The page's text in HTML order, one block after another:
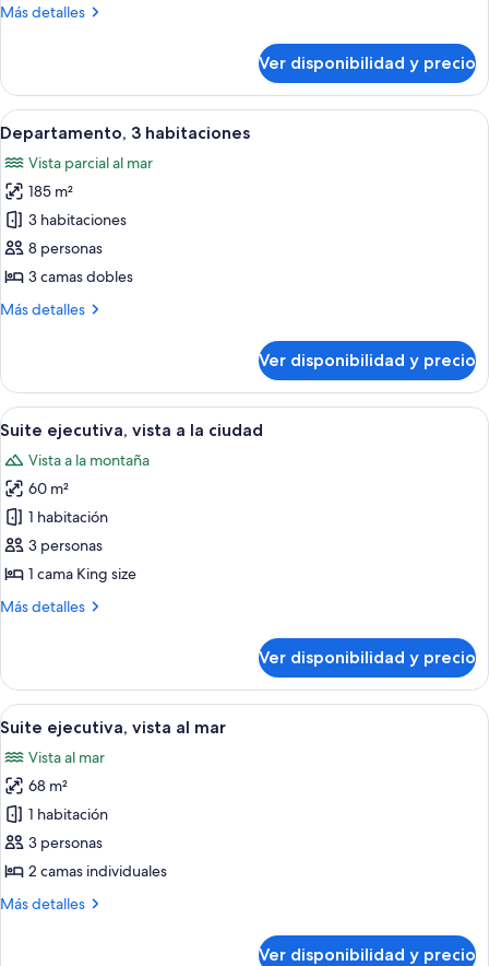
Más detalles
Más
3
habitaciones
Ver disponibilidad y precio
Ver
todas
las
fotos
de
Departamento,
3
Habitación de hotel con una cama
16
Departamento, 3 habitaciones
Vista parcial al mar
185 m²
3 habitaciones
8 personas
3 camas dobles
Más detalles
Más
3
habitaciones
Ver disponibilidad y precio
Ver
todas
las
fotos
de
Suite
ejecutiva,
a
Una cama con dosel y cortinas
12
Suite ejecutiva, vista a la ciudad
Vista a la montaña
60 m²
1 habitación
3 personas
1 cama King size
Más detalles
Más
ejecutiva,
vista
a
ciudad
Ver disponibilidad y precio
Ver
todas
las
fotos
de
Suite
ejecutiva,
al
Habitación de hotel con una cama
13
Suite ejecutiva, vista al mar
Vista al mar
68 m²
1 habitación
3 personas
2 camas individuales
Más detalles
Más
Ver disponibilidad y precio